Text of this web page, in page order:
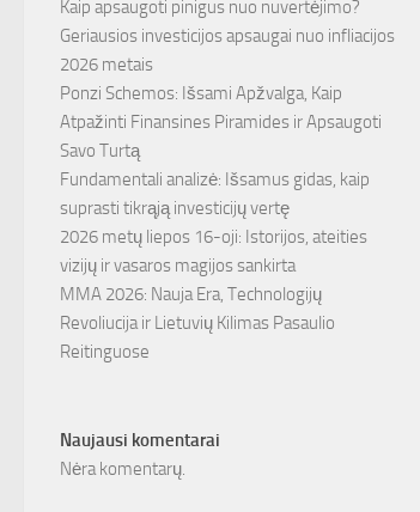
Kaip apsaugoti pinigus nuo nuvertėjimo?
Geriausios investicijos apsaugai nuo infliacijos
2026 metais
Ponzi Schemos: Išsami Apžvalga, Kaip
Atpažinti Finansines Piramides ir Apsaugoti
Savo Turtą
Fundamentali analizė: Išsamus gidas, kaip
suprasti tikrąją investicijų vertę
2026 metų liepos 16-oji: Istorijos, ateities
vizijų ir vasaros magijos sankirta
MMA 2026: Nauja Era, Technologijų
Revoliucija ir Lietuvių Kilimas Pasaulio
Reitinguose
Naujausi komentarai
Nėra komentarų.